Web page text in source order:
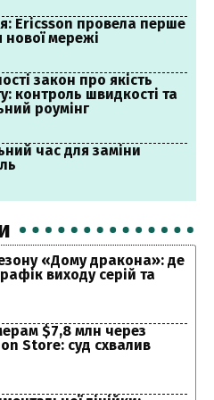
Ericsson провела перше
нової мережі
закон про якість
контроль швидкості та
роумінг
час для заміни
«Дому дракона»: де
виходу серій та
$7,8 млн через
Store: суд схвалив